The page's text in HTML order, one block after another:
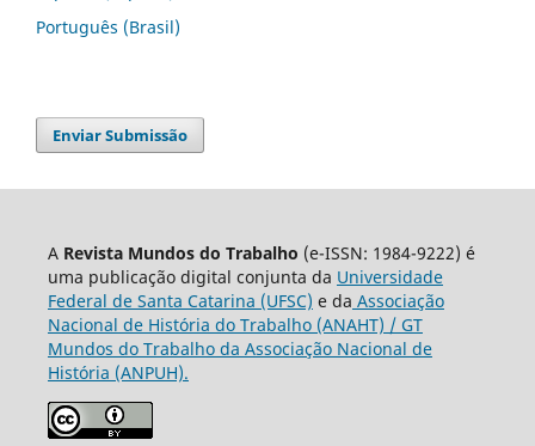
Português (Brasil)
Enviar Submissão
A Revista Mundos do Trabalho (e-ISSN: 1984-9222) é
uma publicação digital conjunta da Universidade
Federal de Santa Catarina (UFSC) e da Associação
Nacional de História do Trabalho (ANAHT) / GT
Mundos do Trabalho da Associação Nacional de
História (ANPUH).